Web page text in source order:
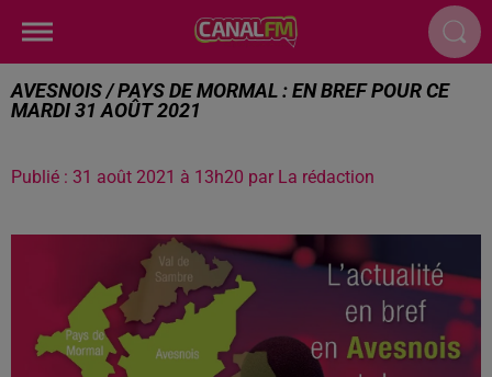
AVESNOIS / PAYS DE MORMAL : EN BREF POUR CE
MARDI 31 AOÛT 2021
Publié : 31 août 2021 à 13h20 par La rédaction